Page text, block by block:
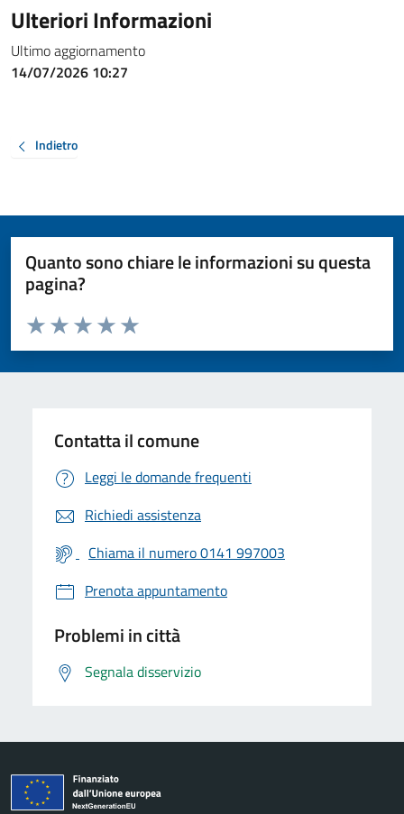
Ulteriori Informazioni
Ultimo aggiornamento
14/07/2026 10:27
Indietro
Quanto sono chiare le informazioni su questa
pagina?
Valuta da 1 a 5 stelle la pagina
Valuta 5 stelle su 5
Valuta 4 stelle su 5
Valuta 3 stelle su 5
Valuta 2 stelle su 5
Valuta 1 stelle su 5
Contatta il comune
Leggi le domande frequenti
Richiedi assistenza
Chiama il numero 0141 997003
Prenota appuntamento
Problemi in città
Segnala disservizio